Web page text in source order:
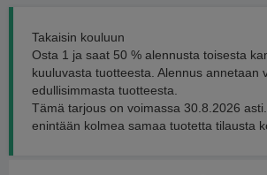
Takaisin kouluun
Osta 1 ja saat 50 % alennusta toisesta
kuuluvasta tuotteesta. Alennus annetaan
edullisimmasta tuotteesta.
Tämä tarjous on voimassa 30.8.2026
enintään kolmea samaa tuotetta tilausta